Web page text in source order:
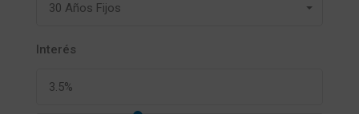
30 Años Fijos
Interés